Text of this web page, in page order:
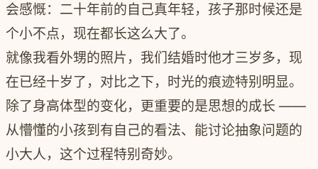
会感慨：二十年前的自己真年轻，孩子那时候还是
个小不点，现在都长这么大了。
就像我看外甥的照片，我们结婚时他才三岁多，现
在已经十岁了，对比之下，时光的痕迹特别明显。
除了身高体型的变化，更重要的是思想的成长 ——
从懵懂的小孩到有自己的看法、能讨论抽象问题的
小大人，这个过程特别奇妙。